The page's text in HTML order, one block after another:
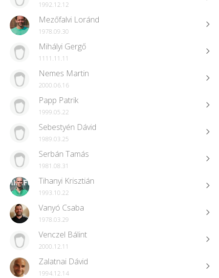
1992.12.12
Mezőfalvi Loránd
1978.09.30
Mihályi Gergő
1111.11.11
Nemes Martin
2000.06.16
Papp Patrik
1999.05.22
Sebestyén Dávid
1989.03.25
Serbán Tamás
1981.08.31
Tihanyi Krisztián
1993.10.22
Vanyó Csaba
1978.03.29
Venczel Bálint
2000.12.11
Zalatnai Dávid
1994.12.14